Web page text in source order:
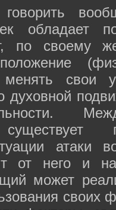
обладает
по своему
свои
духовной
атаки
от него и
может
своих